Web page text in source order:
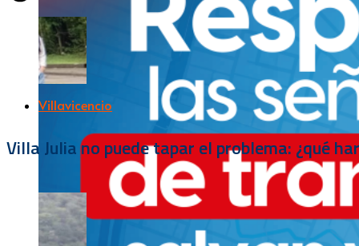
Villavicencio
Villa Julia no puede tapar el problema: ¿qué